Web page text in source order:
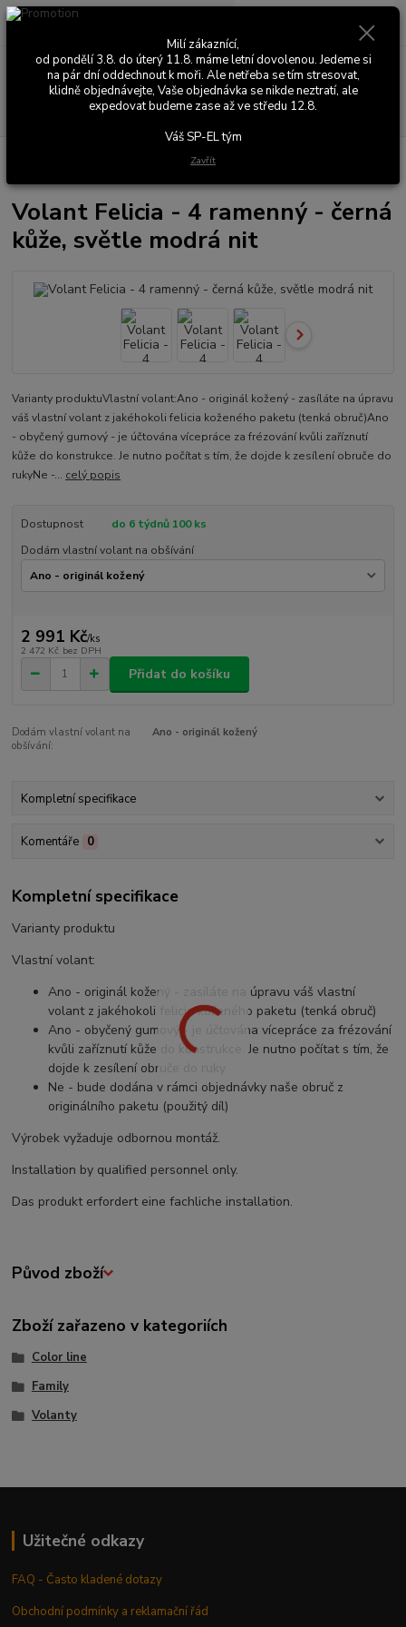
Menu
+420 603 411 581
0,00 Kč
Škoda Felicia
Volant Felicia - 4 ramenný - černá
kůže, světle modrá nit
Varianty produktuVlastní volant:Ano - originál kožený - zasíláte na úpravu
váš vlastní volant z jakéhokoli felicia koženého paketu (tenká obruč)Ano
- obyčený gumový - je účtována vícepráce za frézování kvůli zaříznutí
kůže do konstrukce. Je nutno počítat s tím, že dojde k zesílení obruče do
rukyNe -... celý popis
Dostupnost
do 6 týdnů 100 ks
Dodám vlastní volant na obšívání
2 991 Kč/ks
2 472 Kč bez DPH
Přidat do košíku
Dodám vlastní volant na
obšívání:
Ano - originál kožený
Kompletní specifikace
Komentáře 0
Kompletní specifikace
Varianty produktu
Vlastní volant:
Ano - originál kožený - zasíláte na úpravu váš vlastní
volant z jakéhokoli felicia koženého paketu (tenká obruč)
Ano - obyčený gumový - je účtována vícepráce za frézování
kvůli zaříznutí kůže do konstrukce. Je nutno počítat s tím, že
dojde k zesílení obruče do ruky
Ne - bude dodána v rámci objednávky naše obruč z
originálního paketu (použitý díl)
Výrobek vyžaduje odbornou montáž.
Installation by qualified personnel only.
Das produkt erfordert eine fachliche installation.
Původ zboží
Zboží zařazeno v kategoriích
Color line
Family
Volanty
Užitečné odkazy
FAQ - Často kladené dotazy
Obchodní podmínky a reklamační řád
Milí zákaznící,
od pondělí 3.8. do úterý 11.8. máme letní dovolenou. Jedeme si
na pár dní oddechnout k moři. Ale netřeba se tím stresovat,
klidně objednávejte, Vaše objednávka se nikde neztratí, ale
expedovat budeme zase až ve středu 12.8.
Váš SP-EL tým
Zavřít